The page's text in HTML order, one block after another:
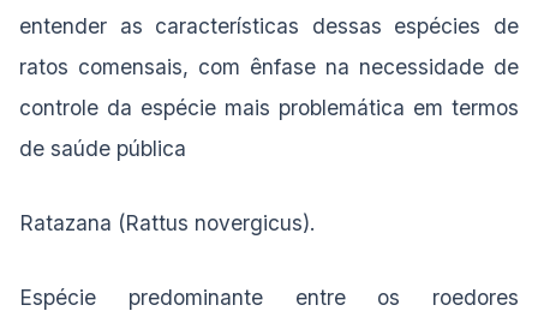
entender as características dessas espécies de
ratos comensais, com ênfase na necessidade de
controle da espécie mais problemática em termos
de saúde pública
Ratazana (Rattus novergicus).
Espécie predominante entre os roedores